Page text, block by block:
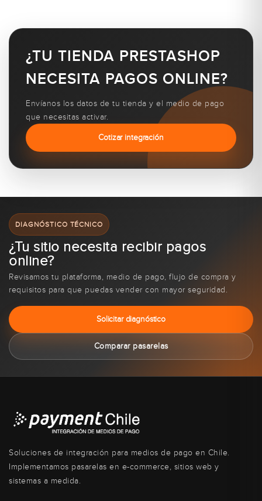
¿TU TIENDA PRESTASHOP
NECESITA PAGOS ONLINE?
Envíanos los datos de tu tienda y el medio de pago
que necesitas activar.
Cotizar integración
DIAGNÓSTICO TÉCNICO
¿Tu sitio necesita recibir pagos
online?
Revisamos tu plataforma, medio de pago, flujo de compra y
requisitos para que puedas vender con mayor seguridad.
Solicitar diagnóstico
Comparar pasarelas
Soluciones de integración para medios de pago en Chile.
Implementamos pasarelas en e-commerce, sitios web y
sistemas a medida.